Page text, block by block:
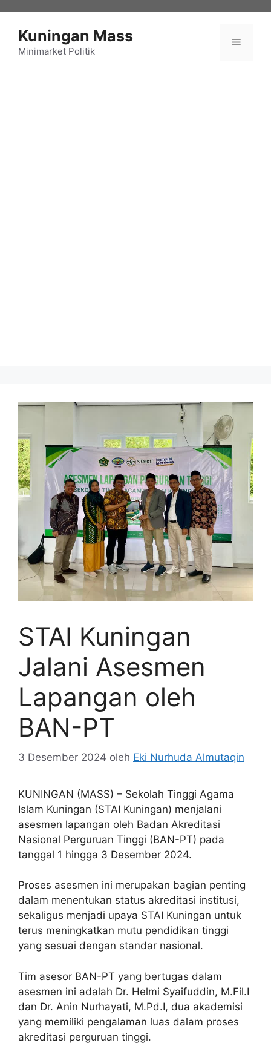
Kuningan Mass
Minimarket Politik
Menu
STAI Kuningan
Jalani Asesmen
Lapangan oleh
BAN-PT
3 Desember 2024 oleh Eki Nurhuda Almutaqin
KUNINGAN (MASS) – Sekolah Tinggi Agama
Islam Kuningan (STAI Kuningan) menjalani
asesmen lapangan oleh Badan Akreditasi
Nasional Perguruan Tinggi (BAN-PT) pada
tanggal 1 hingga 3 Desember 2024.
Proses asesmen ini merupakan bagian penting
dalam menentukan status akreditasi institusi,
sekaligus menjadi upaya STAI Kuningan untuk
terus meningkatkan mutu pendidikan tinggi
yang sesuai dengan standar nasional.
Tim asesor BAN-PT yang bertugas dalam
asesmen ini adalah Dr. Helmi Syaifuddin, M.Fil.I
dan Dr. Anin Nurhayati, M.Pd.I, dua akademisi
yang memiliki pengalaman luas dalam proses
akreditasi perguruan tinggi.